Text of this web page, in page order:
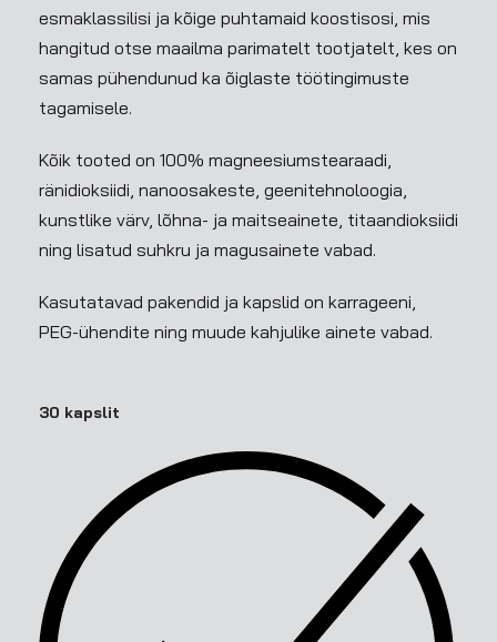
esmaklassilisi ja kõige puhtamaid koostisosi, mis
hangitud otse maailma parimatelt tootjatelt, kes on
samas pühendunud ka õiglaste töötingimuste
tagamisele.
Kõik tooted on 100% magneesiumstearaadi,
ränidioksiidi, nanoosakeste, geenitehnoloogia,
kunstlike värv, lõhna- ja maitseainete, titaandioksiidi
ning lisatud suhkru ja magusainete vabad.
Kasutatavad pakendid ja kapslid on karrageeni,
PEG-ühendite ning muude kahjulike ainete vabad.
30 kapslit